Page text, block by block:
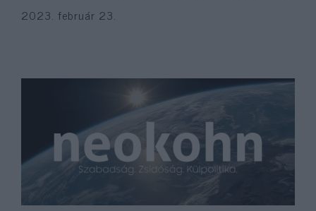
2023. február 23.